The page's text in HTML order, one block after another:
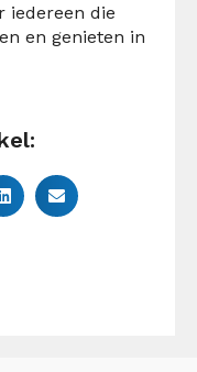
iedereen die
en genieten in